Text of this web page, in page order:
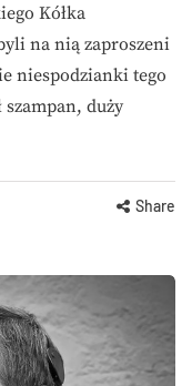
Kółka
na nią zaproszeni
niespodzianki tego
duży
Share